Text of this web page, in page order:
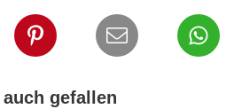
gefallen